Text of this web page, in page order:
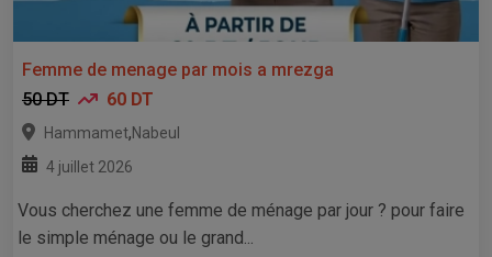
Femme de menage par mois a mrezga
50 DT
60 DT
Hammamet,Nabeul
4 juillet 2026
Vous cherchez une femme de ménage par jour ? pour faire
le simple ménage ou le grand...